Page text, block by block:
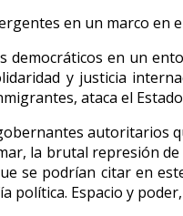
en un marco en
en un
y justicia
ataca el
autoritarios
la brutal represión
se podrían citar en
política. Espacio y poder,